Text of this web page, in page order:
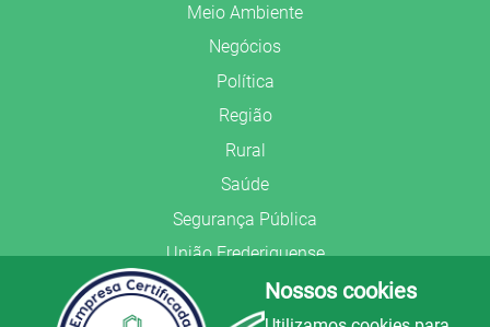
Meio Ambiente
Negócios
Política
Região
Rural
Saúde
Segurança Pública
União Frederiquense
Nossos cookies